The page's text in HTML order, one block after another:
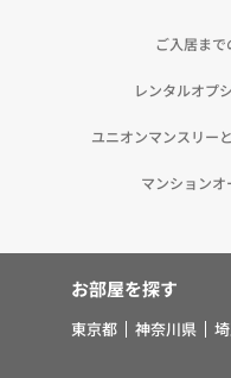
ービス、マーケティ
5.お客様・オーナー
取り扱う個人情報を
ナー様の同意を得な
生の向上または児童
に必要がある場合で
ご入居まで
レンタルオプ
ユニオンマンスリー
マンションオ
お部屋を探す
東京都 神奈川県